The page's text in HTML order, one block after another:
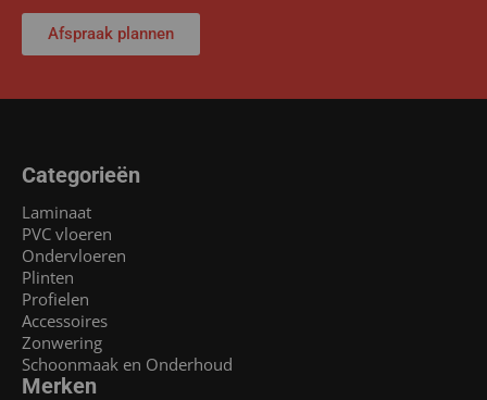
Afspraak plannen
Categorieën
Laminaat
PVC vloeren
Ondervloeren
Plinten
Profielen
Accessoires
Zonwering
Schoonmaak en Onderhoud
Merken